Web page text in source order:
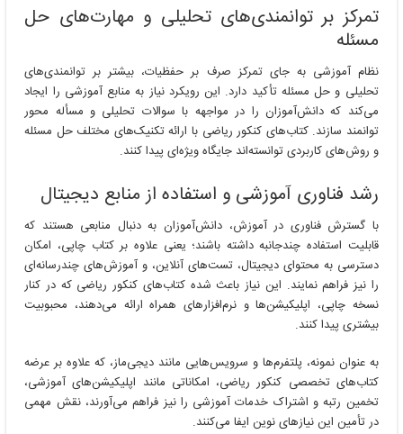
تمرکز بر توانمندی‌های تحلیلی و مهارت‌های حل
مسئله
نظام آموزشی به جای تمرکز صرف بر حفظیات، بیشتر بر توانمندی‌های
تحلیلی و حل مسئله تأکید دارد. این رویکرد نیاز به منابع آموزشی را ایجاد
می‌کند که دانش‌آموزان را در مواجهه با سوالات تحلیلی و مسأله محور
توانمند سازند. کتاب‌های کنکور ریاضی با ارائه تکنیک‌های مختلف حل مسئله
و روش‌های کاربردی توانسته‌اند جایگاه ویژه‌ای پیدا کنند.
رشد فناوری آموزشی و استفاده از منابع دیجیتال
با گسترش فناوری در آموزش، دانش‌آموزان به دنبال منابعی هستند که
قابلیت استفاده چندجانبه داشته باشند؛ یعنی علاوه بر کتاب چاپی، امکان
دسترسی به محتوای دیجیتال، تست‌های آنلاین، و آموزش‌های چندرسانه‌ای
را نیز فراهم نمایند. این نیاز باعث شده کتاب‌های کنکور ریاضی که در کنار
نسخه چاپی، اپلیکیشن‌ها و نرم‌افزارهای همراه ارائه می‌دهند، محبوبیت
بیشتری پیدا کنند.
به عنوان نمونه، پلتفرم‌ها و سرویس‌هایی مانند دیجی‌ماز، که علاوه بر عرضه
کتاب‌های تخصصی کنکور ریاضی، امکاناتی مانند اپلیکیشن‌های آموزشی،
تخمین رتبه و اشتراک خدمات آموزشی را نیز فراهم می‌آورند، نقش مهمی
در تأمین این نیازهای نوین ایفا می‌کنند.